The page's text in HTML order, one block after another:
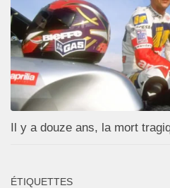
Il y a douze ans, la mort
ÉTIQUETTES